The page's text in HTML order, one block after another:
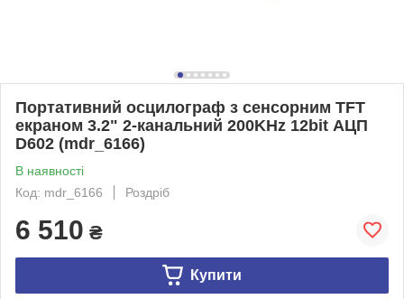
Портативний осцилограф з сенсорним TFT
екраном 3.2" 2-канальний 200KHz 12bit АЦП
D602 (mdr_6166)
В наявності
Код: mdr_6166
Роздріб
6 510 ₴
Купити